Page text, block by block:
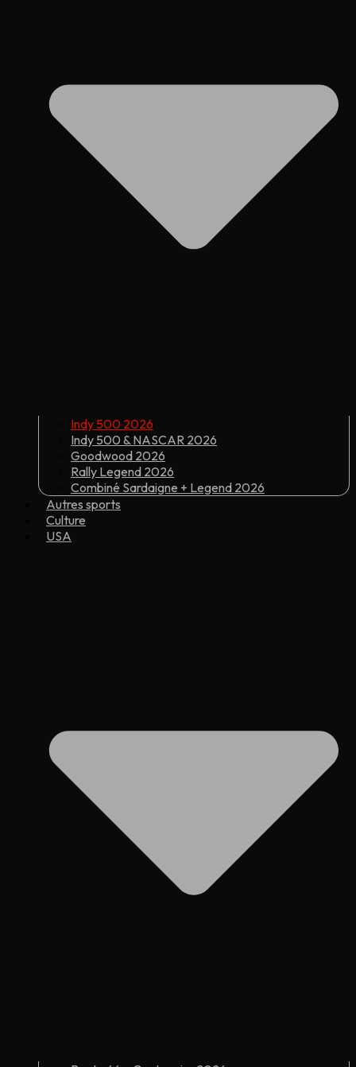
Indy 500 2026
Indy 500 & NASCAR 2026
Goodwood 2026
Rally Legend 2026
Combiné Sardaigne + Legend 2026
Autres sports
Culture
USA